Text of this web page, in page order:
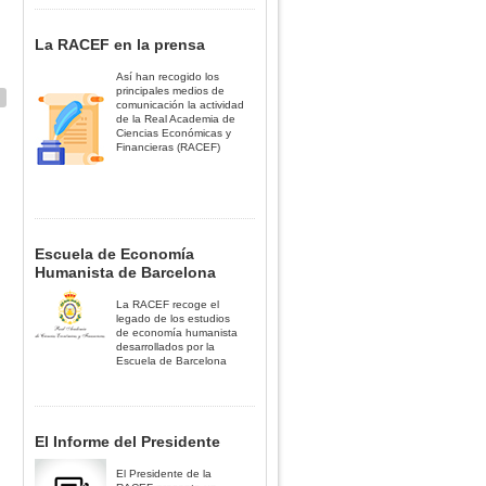
La RACEF en la prensa
Así han recogido los
principales medios de
comunicación la actividad
de la Real Academia de
Ciencias Económicas y
Financieras (RACEF)
Escuela de Economía
Humanista de Barcelona
La RACEF recoge el
legado de los estudios
de economía humanista
desarrollados por la
Escuela de Barcelona
El Informe del Presidente
El Presidente de la